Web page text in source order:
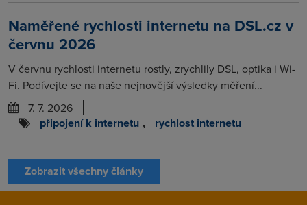
Naměřené rychlosti internetu na DSL.cz v
červnu 2026
V červnu rychlosti internetu rostly, zrychlily DSL, optika i Wi-
Fi. Podívejte se na naše nejnovější výsledky měření...
7. 7. 2026
připojení k internetu , rychlost internetu
Zobrazit všechny články